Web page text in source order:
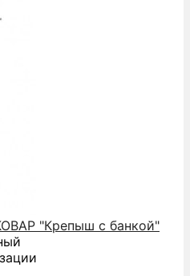
"Крепыш с банкой"